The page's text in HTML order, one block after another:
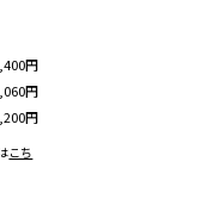
円
円
円
こち